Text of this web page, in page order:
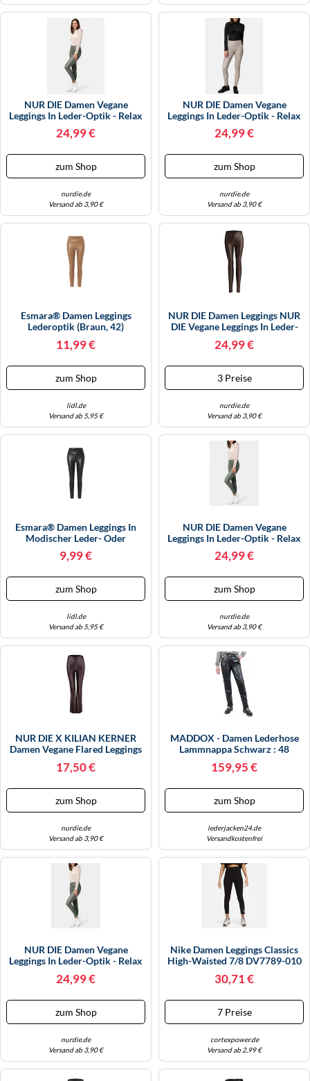
KINDERSCHUHE
LAUFSCHUHE
OUTDOOR-SCHUHE
PANTOLETTEN
PUMPS
SCHUHZUBEHÖR
SNEAKERS
STIEFEL
STIEFELETTEN
TREKKINGSANDALEN
WINTERSCHUHE
STRANDTASCHEN
TASCHEN-ZUBEHÖR
NUR DIE Damen Vegane
Leggings In Leder-Optik - Relax
& Go - Olive - Größe 32-34
24,99 €
zum Shop
nurdie.de
Versand ab 3,90 €
NUR DIE Damen Vegane
Leggings In Leder-Optik - Relax
& Go - Taupe - Größe 36-38
24,99 €
zum Shop
nurdie.de
Versand ab 3,90 €
Esmara® Damen Leggings
Lederoptik (Braun, 42)
11,99 €
zum Shop
lidl.de
Versand ab 5,95 €
NUR DIE Damen Leggings NUR
DIE Vegane Leggings In Leder-
Größe 32-34 Braun - Größe 32-
24,99 €
3 Preise
nurdie.de
Versand ab 3,90 €
Esmara® Damen Leggings In
Modischer Leder- Oder
Schlangenlederoptik (glänzend,
34)
9,99 €
zum Shop
lidl.de
Versand ab 5,95 €
NUR DIE Damen Vegane
Leggings In Leder-Optik - Relax
& Go - Olive - Größe 44-46
24,99 €
zum Shop
nurdie.de
Versand ab 3,90 €
NUR DIE X KILIAN KERNER
Damen Vegane Flared Leggings
17,50 €
zum Shop
nurdie.de
Versand ab 3,90 €
MADDOX - Damen Lederhose
Lammnappa Schwarz : 48
159,95 €
zum Shop
lederjacken24.de
Versandkostenfrei
NUR DIE Damen Vegane
Leggings In Leder-Optik - Relax
24,99 €
zum Shop
nurdie.de
Versand ab 3,90 €
Nike Damen Leggings Classics
High-Waisted 7/8 DV7789-010
30,71 €
7 Preise
cortexpower.de
Versand ab 2,99 €